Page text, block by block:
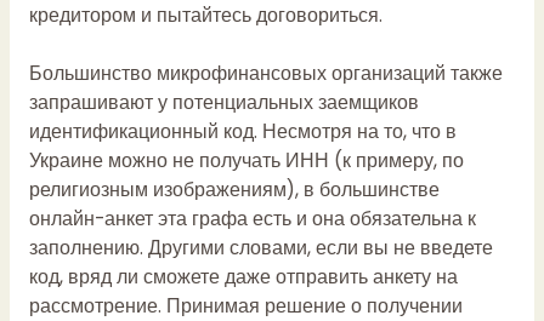
кредитором и пытайтесь договориться.
Большинство микрофинансовых организаций также
запрашивают у потенциальных заемщиков
идентификационный код. Несмотря на то, что в
Украине можно не получать ИНН (к примеру, по
религиозным изображениям), в большинстве
онлайн-анкет эта графа есть и она обязательна к
заполнению. Другими словами, если вы не введете
код, вряд ли сможете даже отправить анкету на
рассмотрение. Принимая решение о получении